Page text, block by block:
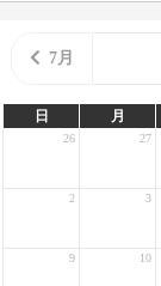
7月
日 月
26 27
2 3
9 10